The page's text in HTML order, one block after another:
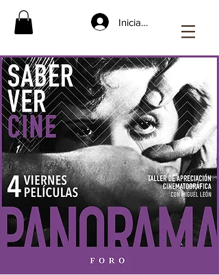
Iniciar sesión